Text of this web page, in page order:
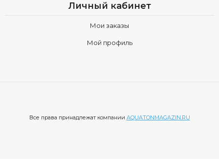
Личный кабинет
Мои заказы
Мой профиль
Все права принадлежат компании AQUATONMAGAZIN.RU